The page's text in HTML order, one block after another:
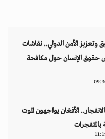
وتعزيز الأمن الدولي.. نقاشات
الإنسان حول مكافحة
الأفغان يواجهون الموت
بالمتفجرات